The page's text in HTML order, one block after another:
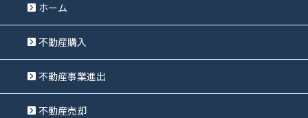
ホーム
不動産購入
不動産事業進出
不動産売却